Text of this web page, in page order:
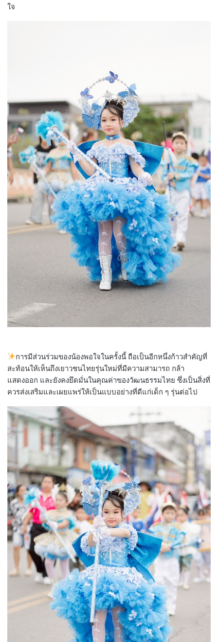
ใจ
การมีส่วนร่วมของน้องพอใจในครั้งนี้ ถือเป็นอีกหนึ่งก้าวสำคัญที่
สะท้อนให้เห็นถึงเยาวชนไทยรุ่นใหม่ที่มีความสามารถ กล้า
แสดงออก และยังคงยึดมั่นในคุณค่าของวัฒนธรรมไทย ซึ่งเป็นสิ่งที่
ควรส่งเสริมและเผยแพร่ให้เป็นแบบอย่างที่ดีแก่เด็ก ๆ รุ่นต่อไป